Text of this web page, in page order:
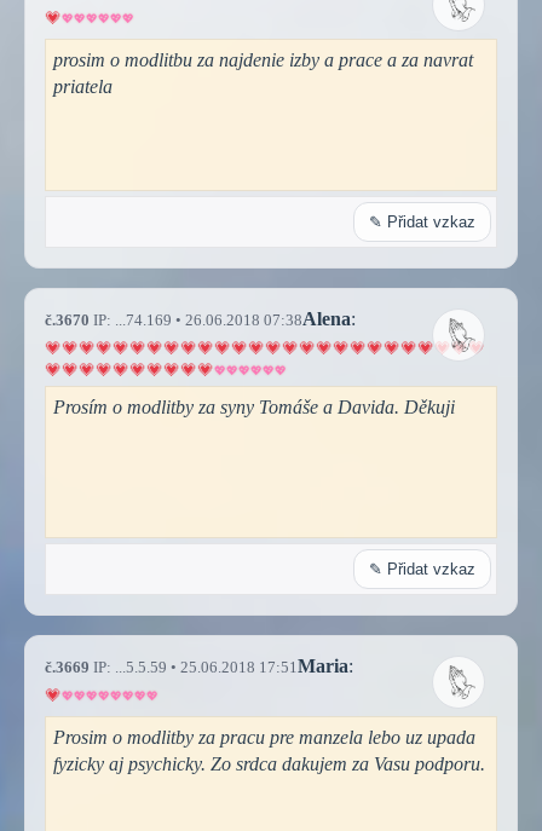
prosim o modlitbu za najdenie izby a prace a za navrat
priatela
✎ Přidat vzkaz
č.3670 IP: ...74.169 • 26.06.2018 07:38Alena:
Prosím o modlitby za syny Tomáše a Davida. Děkuji
✎ Přidat vzkaz
č.3669 IP: ...5.5.59 • 25.06.2018 17:51 Maria:
Prosim o modlitby za pracu pre manzela lebo uz upada
fyzicky aj psychicky. Zo srdca dakujem za Vasu podporu.